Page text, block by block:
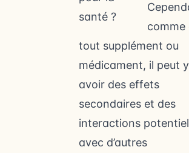
comme
tout supplément ou
médicament, il peut y
avoir des effets
secondaires et des
interactions
avec d’autres